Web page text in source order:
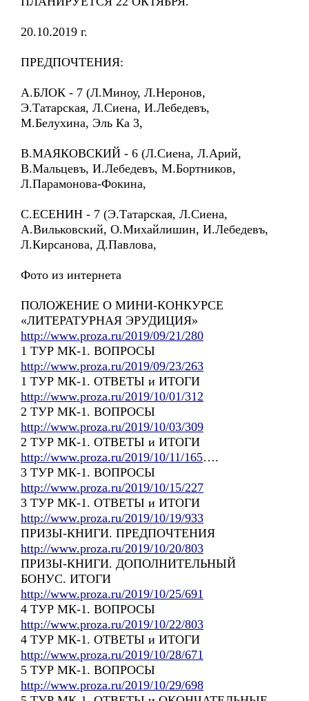
20.10.2019 г.
ПРЕДПОЧТЕНИЯ:
А.БЛОК - 7 (Л.Миноу, Л.Неронов,
Э.Татарская, Л.Сиена, И.Лебедевъ,
М.Белухина, Эль Ка 3,
В.МАЯКОВСКИЙ - 6 (Л.Сиена, Л.Арий,
В.Мальцевъ, И.Лебедевъ, М.Бортников,
Л.Парамонова-Фокина,
С.ЕСЕНИН - 7 (Э.Татарская, Л.Сиена,
А.Вильковский, О.Михайлишин, И.Лебедевъ,
Л.Кирсанова, Д.Павлова,
Фото из интернета
ПОЛОЖЕНИЕ О МИНИ-КОНКУРСЕ
«ЛИТЕРАТУРНАЯ ЭРУДИЦИЯ»
http://www.proza.ru/2019/09/21/280
1 ТУР МК-1. ВОПРОСЫ
http://www.proza.ru/2019/09/23/263
1 ТУР МК-1. ОТВЕТЫ и ИТОГИ
http://www.proza.ru/2019/10/01/312
2 ТУР МК-1. ВОПРОСЫ
http://www.proza.ru/2019/10/03/309
2 ТУР МК-1. ОТВЕТЫ и ИТОГИ
http://www.proza.ru/2019/10/11/165….
3 ТУР МК-1. ВОПРОСЫ
http://www.proza.ru/2019/10/15/227
3 ТУР МК-1. ОТВЕТЫ и ИТОГИ
http://www.proza.ru/2019/10/19/933
ПРИЗЫ-КНИГИ. ПРЕДПОЧТЕНИЯ
http://www.proza.ru/2019/10/20/803
ПРИЗЫ-КНИГИ. ДОПОЛНИТЕЛЬНЫЙ
БОНУС. ИТОГИ
http://www.proza.ru/2019/10/25/691
4 ТУР МК-1. ВОПРОСЫ
http://www.proza.ru/2019/10/22/803
4 ТУР МК-1. ОТВЕТЫ и ИТОГИ
http://www.proza.ru/2019/10/28/671
5 ТУР МК-1. ВОПРОСЫ
http://www.proza.ru/2019/10/29/698